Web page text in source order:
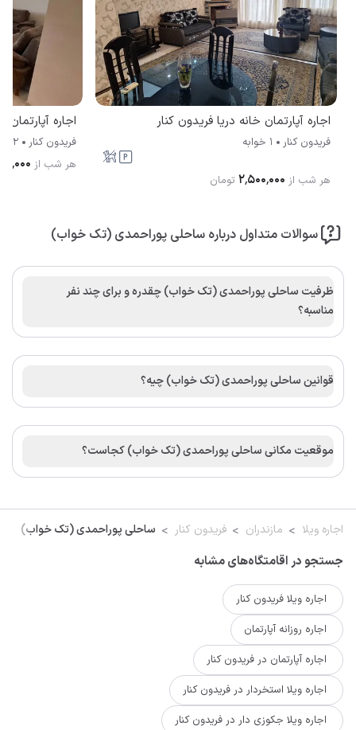
اجاره آپارتمان خانه دریا فریدون کنار
فریدون کنار 1 خوابه
هر شب از ۲٬۵۰۰٬۰۰۰ تومان
اجاره آپارتمان
فریدون کنار
2 خوابه
هر شب از
سوالات متداول درباره ساحلی پوراحمدی (تک خواب)
ظرفیت ساحلی پوراحمدی (تک خواب) چقدره و برای چند نفر
مناسبه؟
قوانین ساحلی پوراحمدی (تک خواب) چیه؟
موقعیت مکانی ساحلی پوراحمدی (تک خواب) کجاست؟
اجاره ویلا مازندران فریدون کنار ساحلی پوراحمدی (تک خواب)
جستجو در اقامتگاه‌های مشابه
اجاره ویلا فریدون کنار
اجاره روزانه آپارتمان
اجاره آپارتمان در فریدون کنار
اجاره ویلا استخردار در فریدون کنار
اجاره ویلا جکوزی دار در فریدون کنار